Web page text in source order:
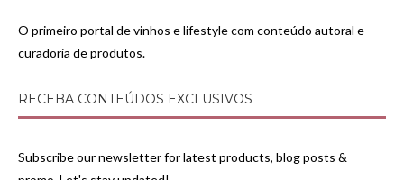
O primeiro portal de vinhos e lifestyle com conteúdo autoral e
curadoria de produtos.
RECEBA CONTEÚDOS EXCLUSIVOS
Subscribe our newsletter for latest products, blog posts &